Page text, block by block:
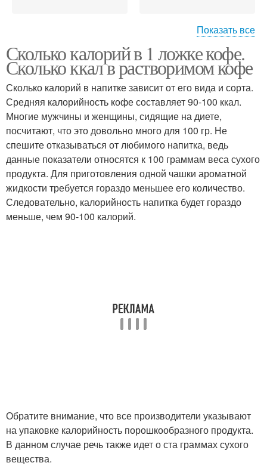
Калории в сахаре Сахара в чайной ложке
Килокалории в кофе
Показать все
Сколько калорий в 1 ложке кофе.
Сколько ккал в растворимом кофе
Сколько калорий в напитке зависит от его вида и сорта.
Средняя калорийность кофе составляет 90-100 ккал.
Многие мужчины и женщины, сидящие на диете,
посчитают, что это довольно много для 100 гр. Не
спешите отказываться от любимого напитка, ведь
данные показатели относятся к 100 граммам веса сухого
продукта. Для приготовления одной чашки ароматной
жидкости требуется гораздо меньшее его количество.
Следовательно, калорийность напитка будет гораздо
меньше, чем 90-100 калорий.
Обратите внимание, что все производители указывают
на упаковке калорийность порошкообразного продукта.
В данном случае речь также идет о ста граммах сухого
вещества.